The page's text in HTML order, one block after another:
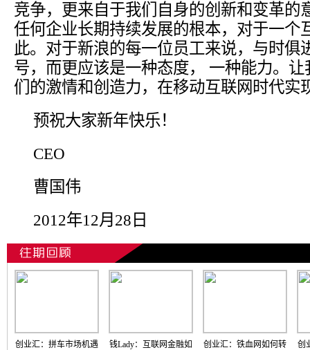
竞争，更来自于我们自身的创新和变革的
任何企业长期持续发展的根本，对于一个
此。对于新浪的每一位员工来说，与时俱
号，而更应该是一种态度， 一种能力。
们的激情和创造力，在移动互联网时代实
预祝大家新年快乐！
CEO
曹国伟
2012年12月28日
创业汇：拼车市场机遇
钱Lady：互联网金融如
创业汇：铁血网如何转
创